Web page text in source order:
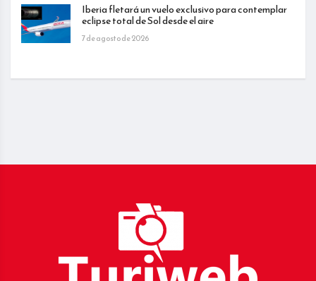
Iberia fletará un vuelo exclusivo para contemplar
eclipse total de Sol desde el aire
7 de agosto de 2026